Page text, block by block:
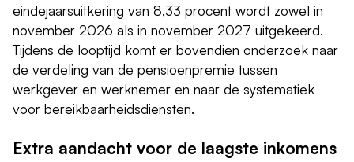
eindejaarsuitkering van 8,33 procent wordt zowel in
november 2026 als in november 2027 uitgekeerd.
Tijdens de looptijd komt er bovendien onderzoek naar
de verdeling van de pensioenpremie tussen
werkgever en werknemer en naar de systematiek
voor bereikbaarheidsdiensten.
Extra aandacht voor de laagste inkomens